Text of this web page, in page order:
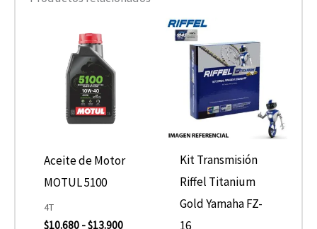
Aceite de Motor
MOTUL 5100
4T
$10.680 -$13.900
opcionesKit Transmisión
Riffel Titanium
Gold Yamaha FZ-
16